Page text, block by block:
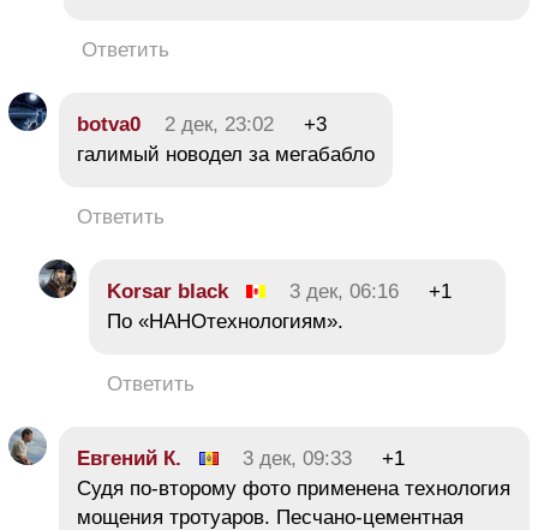
Ответить
botva0 2 дек, 23:02
+3
галимый новодел за мегабабло
Ответить
Korsar black 3 дек, 06:16
+1
По «НАНОтехнологиям».
Ответить
Евгений К. 3 дек, 09:33
+1
Судя по-второму фото применена технология
мощения тротуаров. Песчано-цементная